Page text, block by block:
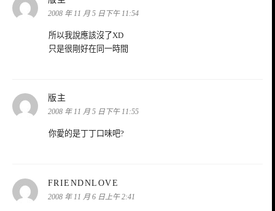
示:
2008 年 11 月 5 日下午 11:54
所以我說應該沒了XD
只是很剛好在同一時間
版主
示:
2008 年 11 月 5 日下午 11:55
你愛的是丁丁口味吧?
FRIENDNLOVE
示:
2008 年 11 月 6 日上午 2:41